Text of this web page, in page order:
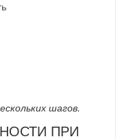
шагов.
ПРИ